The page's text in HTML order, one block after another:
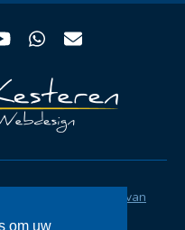
YouTubeWhatsapp
Email
Niels van
AVG
om uw